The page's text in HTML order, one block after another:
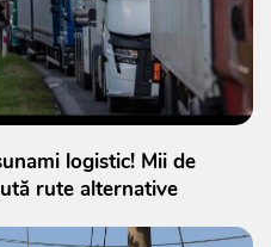
logistic! Mii de
rute alternative